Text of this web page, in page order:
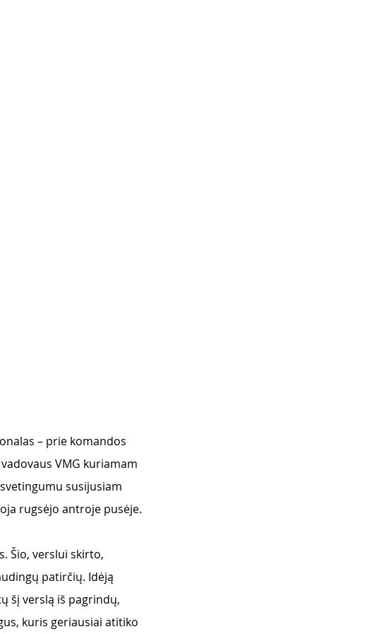
– prie komandos
VMG kuriamam
susijusiam
rugsėjo antroje pusėje.
Šio, verslui skirto,
patirčių. Idėją
šį verslą iš pagrindų,
kuris geriausiai atitiko